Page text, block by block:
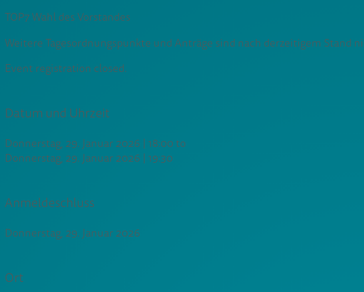
TOP7 Wahl des Vorstandes
Weitere Tagesordnungspunkte und Anträge sind nach derzeitigem Stand
Event registration closed.
Datum und Uhrzeit
Donnerstag, 29. Januar 2026 | 18:00 to
Donnerstag, 29. Januar 2026 | 19:30
Anmeldeschluss
Donnerstag, 29. Januar 2026
Ort